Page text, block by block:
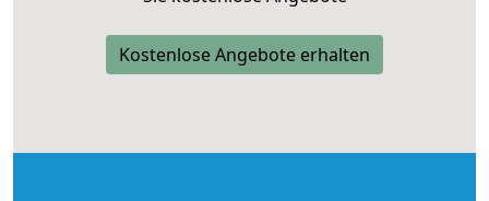
Kostenlose Angebote erhalten